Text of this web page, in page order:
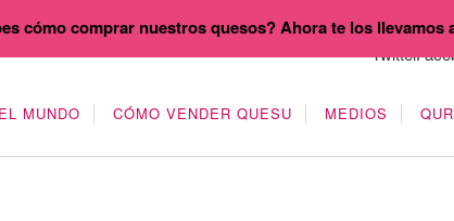
MUNDO CÓMO VENDER QUESU MEDIOS
cómo comprar nuestros quesos? Ahora te los llevamos